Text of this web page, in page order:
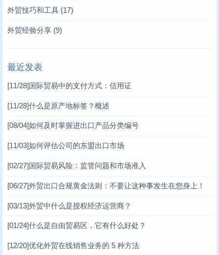
外贸技巧和工具 (17)
外贸经验分享 (9)
最近发表
[11/28]国际贸易中的支付方式：信用证
[11/28]什么是原产地标签？概述
[08/04]如何及时掌握进出口产品分类编号
[11/03]如何评估公司的东盟出口市场
[02/27]国际贸易风险：监管问题和市场准入
[06/27]外贸出口合规黄金法则：不要让这种事发生在您身上！
[03/13]外贸中什么是授权经济运营商？
[01/24]什么是自由贸易区，它有什么好处？
[12/20]优化外贸在线销售业务的 5 种方法